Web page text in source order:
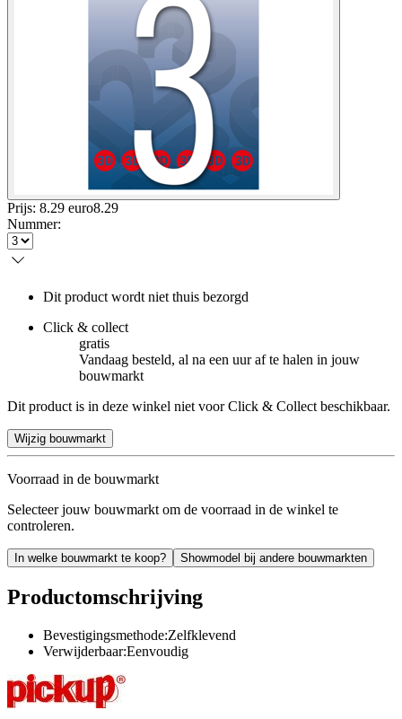
Prijs: 8.29 euro8.29
Nummer:
Dit product wordt niet thuis bezorgd
Click & collect
gratis
Vandaag besteld, al na een uur af te halen in jouw
bouwmarkt
Dit product is in deze winkel niet voor Click & Collect beschikbaar.
Wijzig bouwmarkt
Voorraad in de bouwmarkt
Selecteer jouw bouwmarkt om de voorraad in de winkel te
controleren.
In welke bouwmarkt te koop? Showmodel bij andere bouwmarkten
Productomschrijving
Bevestigingsmethode:Zelfklevend
Verwijderbaar:Eenvoudig